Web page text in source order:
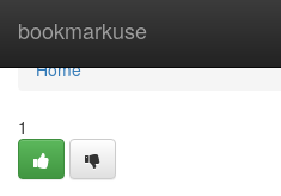
bookmarkuse
Home
Home
1